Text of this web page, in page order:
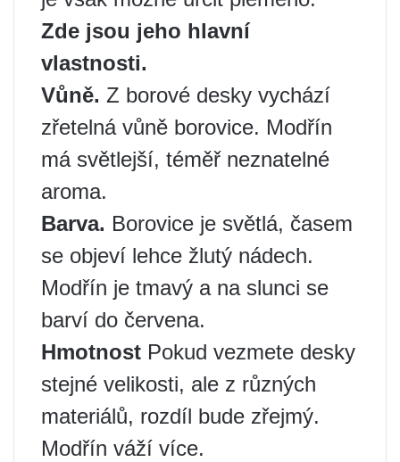
Zde jsou jeho hlavní
vlastnosti.
Vůně. Z borové desky vychází
zřetelná vůně borovice. Modřín
má světlejší, téměř neznatelné
aroma.
Barva. Borovice je světlá, časem
se objeví lehce žlutý nádech.
Modřín je tmavý a na slunci se
barví do červena.
Hmotnost Pokud vezmete desky
stejné velikosti, ale z různých
materiálů, rozdíl bude zřejmý.
Modřín váží více.